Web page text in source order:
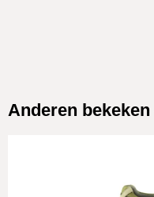
Anderen